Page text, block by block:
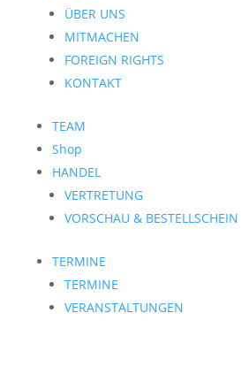
ÜBER UNS
MITMACHEN
FOREIGN RIGHTS
KONTAKT
TEAM
Shop
HANDEL
VERTRETUNG
VORSCHAU & BESTELLSCHEIN
TERMINE
TERMINE
VERANSTALTUNGEN